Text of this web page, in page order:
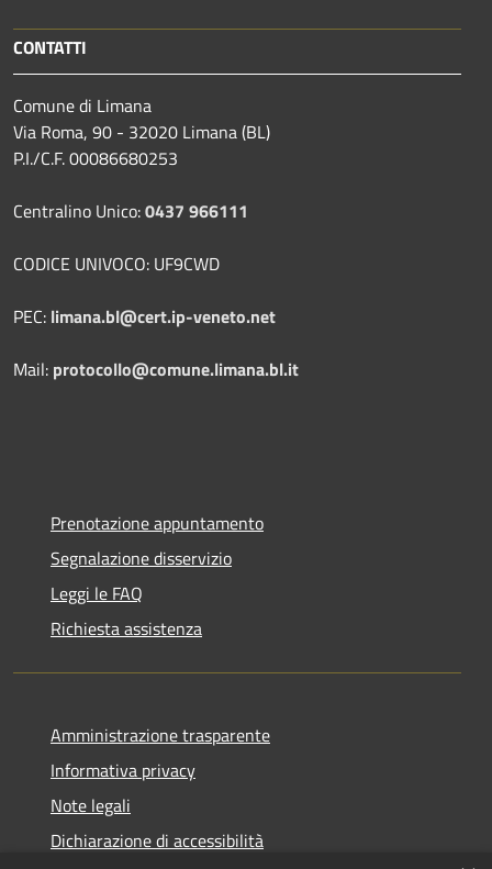
CONTATTI
Comune di Limana
Via Roma, 90 - 32020 Limana (BL)
P.I./C.F. 00086680253
Centralino Unico:0437 966111
CODICE UNIVOCO: UF9CWD
PEC: limana.bl@cert.ip-veneto.net
Mail: protocollo@comune.limana.bl.it
Prenotazione appuntamento
Segnalazione disservizio
Leggi le FAQ
Richiesta assistenza
Amministrazione trasparente
Informativa privacy
Note legali
Dichiarazione di accessibilità